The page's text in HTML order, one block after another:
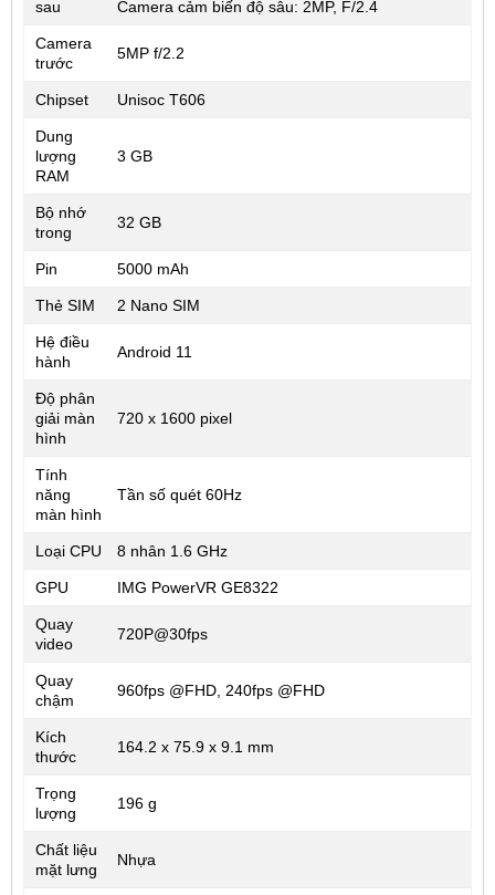
sau Camera cảm biến độ sâu: 2MP, F/2.4
Camera
trước
5MP f/2.2
Chipset Unisoc T606
Dung
lượng
RAM
3 GB
Bộ nhớ
trong
32 GB
Pin 5000 mAh
Thẻ SIM 2 Nano SIM
Hệ điều
hành
Android 11
Độ phân
giải màn
hình
720 x 1600 pixel
Tính
năng
màn hình
Tần số quét 60Hz
Loại CPU 8 nhân 1.6 GHz
GPU IMG PowerVR GE8322
Quay
video
720P@30fps
Quay
chậm
960fps @FHD, 240fps @FHD
Kích
thước
164.2 x 75.9 x 9.1 mm
Trọng
lượng
196 g
Chất liệu
mặt lưng
Nhựa